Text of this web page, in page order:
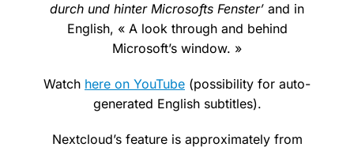
durch und hinter Microsofts Fenster’ and in
English, « A look through and behind
Microsoft’s window. »
Watch here on YouTube (possibility for auto-
generated English subtitles).
Nextcloud’s feature is approximately from